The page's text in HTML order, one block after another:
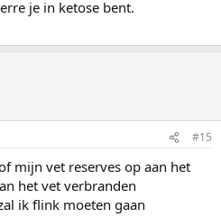
je in ketose bent.
#15
mijn vet reserves op aan het
het vet verbranden
ik flink moeten gaan